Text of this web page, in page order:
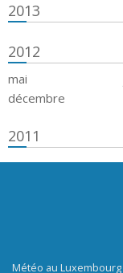
2013
2012
mai
décembre
2011
Météo au Luxembourg